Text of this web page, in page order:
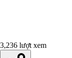
3,236 lượt xem